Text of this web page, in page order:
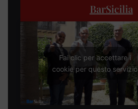
BarSicilia
Fai clic per accettare i
cookie per questo servizio